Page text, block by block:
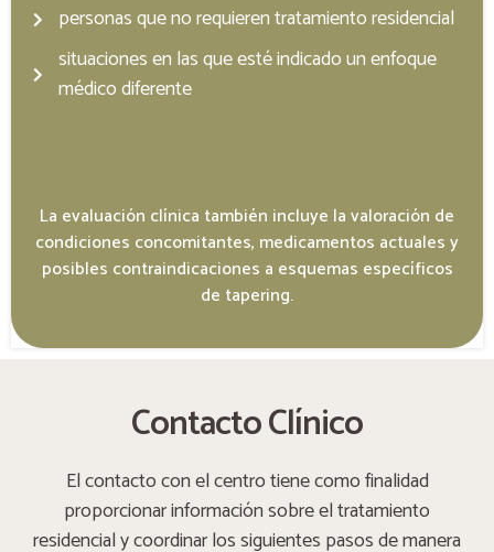
personas que no requieren tratamiento residencial
situaciones en las que esté indicado un enfoque
médico diferente
La evaluación clínica también incluye la valoración de
condiciones concomitantes, medicamentos actuales y
posibles contraindicaciones a esquemas específicos
de tapering.
Contacto Clínico
El contacto con el centro tiene como finalidad
proporcionar información sobre el tratamiento
residencial y coordinar los siguientes pasos de manera